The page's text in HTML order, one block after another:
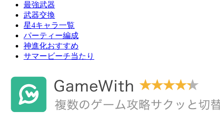
最強武器
武器交換
星4キャラ一覧
パーティー編成
神進化おすすめ
サマービーチ当たり